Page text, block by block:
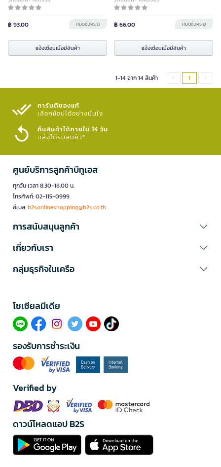
฿ 93.00 หมดชั่วคราว
แจ้งเตือนเมื่อมีสินค้า
฿ 66.00 หมดชั่วคราว
แจ้งเตือนเมื่อมีสินค้า
1-14 จาก 14 สินค้า 1
การันตีของแท้
เลือกช้อปได้อย่างมั่นใจ​
คืนสินค้าได้ภายใน 14 วัน
หลังได้รับสินค้า*
ศูนย์บริการลูกค้าบีทูเอส
ทุกวัน เวลา 8.30-18.00 น.
โทรศัพท์: 02-115-0999
อีเมล:b2sonlineshopping@b2s.co.th
การสนับสนุนลูกค้า
เกี่ยวกับเรา
กลุ่มธุรกิจในเครือ
โซเซียลมีเดีย​
รองรับการชำระเงิน
Verified by
ดาวน์โหลดแอป B2S